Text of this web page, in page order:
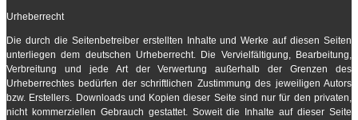
Urheberrecht
Die durch die Seitenbetreiber erstellten Inhalte und Werke auf diesen Seiten
unterliegen dem deutschen Urheberrecht. Die Vervielfältigung, Bearbeitung,
Verbreitung und jede Art der Verwertung außerhalb der Grenzen des
Urheberrechtes bedürfen der schriftlichen Zustimmung des jeweiligen Autors
bzw. Erstellers. Downloads und Kopien dieser Seite sind nur für den privaten,
nicht kommerziellen Gebrauch gestattet. Soweit die Inhalte auf dieser Seite